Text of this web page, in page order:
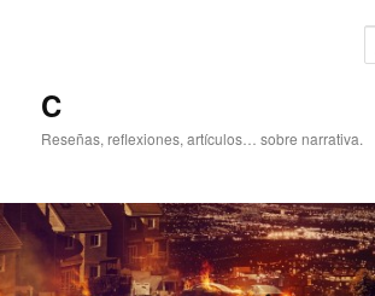
C
Reseñas, reflexiones, artículos… sobre narrativa.